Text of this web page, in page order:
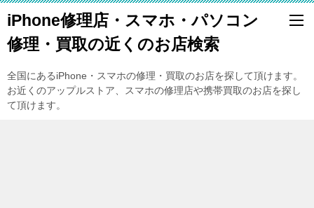
iPhone修理店・スマホ・パソコン
修理・買取の近くのお店検索
全国にあるiPhone・スマホの修理・買取のお店を探して頂けます。
お近くのアップルストア、スマホの修理店や携帯買取のお店を探し
て頂けます。